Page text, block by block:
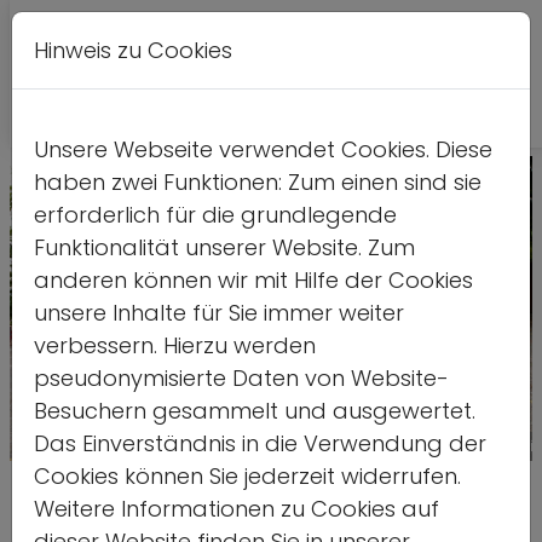
Quelle: stock.adobe.com/Christian
Von Nord bis Süd, von Ost nach
Hinweis zu Cookies
Unsere Webseite verwendet Cookies. Diese
haben zwei Funktionen: Zum einen sind sie
erforderlich für die grundlegende
Funktionalität unserer Website. Zum
anderen können wir mit Hilfe der Cookies
unsere Inhalte für Sie immer weiter
verbessern. Hierzu werden
pseudonymisierte Daten von Website-
Besuchern gesammelt und ausgewertet.
Das Einverständnis in die Verwendung der
Cookies können Sie jederzeit widerrufen.
Weitere Informationen zu Cookies auf